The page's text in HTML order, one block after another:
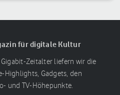
für digitale Kultur
Zeitalter liefern wir die
Highlights, Gadgets, den
und TV-Höhepunkte.